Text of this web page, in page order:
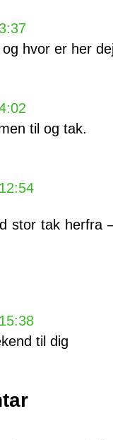
hvor er her
til og tak.
stor tak herfra
til dig